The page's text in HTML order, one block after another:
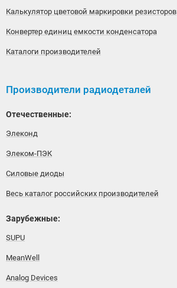
Калькулятор цветовой маркировки резисторов
Конвертер единиц емкости конденсатора
Каталоги производителей
Производители радиодеталей
Отечественные:
Элеконд
Элеком-ПЭК
Силовые диоды
Весь каталог российских производителей
Зарубежные:
SUPU
MeanWell
Analog Devices